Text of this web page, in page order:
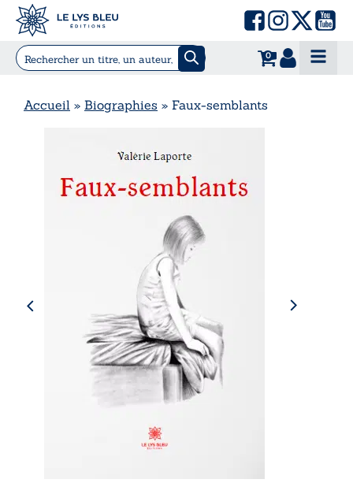
0
Accueil » Biographies » Faux-semblants